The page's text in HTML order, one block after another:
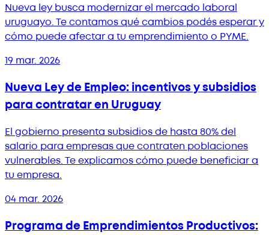
Nueva ley busca modernizar el mercado laboral
uruguayo. Te contamos qué cambios podés esperar y
cómo puede afectar a tu emprendimiento o PYME.
19 mar. 2026
Nueva Ley de Empleo: incentivos y subsidios
para contratar en Uruguay
El gobierno presenta subsidios de hasta 80% del
salario para empresas que contraten poblaciones
vulnerables. Te explicamos cómo puede beneficiar a
tu empresa.
04 mar. 2026
Programa de Emprendimientos Productivos: